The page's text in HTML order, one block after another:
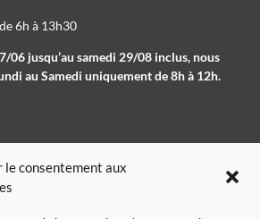
le consentement aux
6h à 13h30
06 jusqu’au samedi 29/08 inclus, nous
au Samedi uniquement de 8h à 12h.